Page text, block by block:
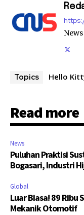
Topics Hello
Read more
News
Puluhan Praktisi
Bogasari, Industri
Global
Luar Biasa! 89 Ribu
Mekanik Otomotif